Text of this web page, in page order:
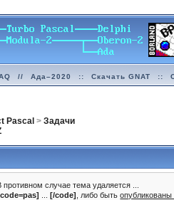
// Ада–2020 :: Скачать GNAT ::
Pascal >Задачи
противном случае тема удаляется ...
...[/code] , либо быть